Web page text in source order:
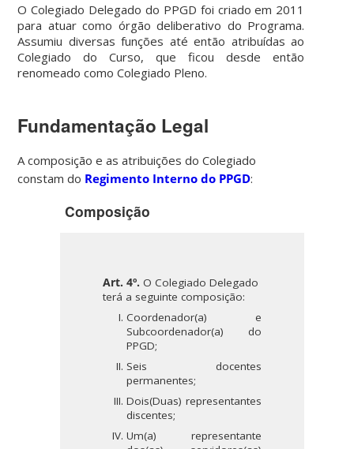
O Colegiado Delegado do PPGD foi criado em 2011
para atuar como órgão deliberativo do Programa.
Assumiu diversas funções até então atribuídas ao
Colegiado do Curso, que ficou desde então
renomeado como Colegiado Pleno.
Fundamentação Legal
A composição e as atribuições do Colegiado
constam do Regimento Interno do PPGD:
Composição
Art. 4º.O Colegiado Delegado
terá a seguinte composição:
Coordenador(a) e
Subcoordenador(a) do
PPGD;
Seis docentes
permanentes;
Dois(Duas) representantes
discentes;
Um(a) representante